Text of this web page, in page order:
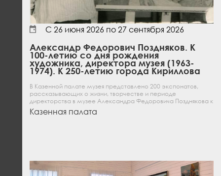
С 26 июня 2026 по 27 сентября 2026
Александр Федорович Поздняков. К
100-летию со дня рождения
художника, директора музея (1963-
1974). К 250-летию города Кириллова
В Казенной палате музея представлено 200 экспонатов,
рассказывающих о жизни, творчестве и периоде
директорства в музее Александра Федоровича Позднякова к
его юбилею
Казенная палата